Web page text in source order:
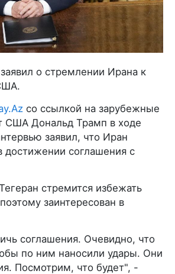
о стремлении Ирана к
со ссылкой на зарубежные
США Дональд Трамп в ходе
заявил, что Иран
достижении соглашения с
стремится избежать
заинтересован в
соглашения. Очевидно, что
по ним наносили удары. Они
Посмотрим, что будет", -